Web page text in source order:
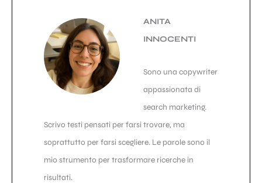
ANITA
INNOCENTI
Sono una copywriter
appassionata di
search marketing.
Scrivo testi pensati per farsi trovare, ma
soprattutto per farsi scegliere. Le parole sono il
mio strumento per trasformare ricerche in
risultati.